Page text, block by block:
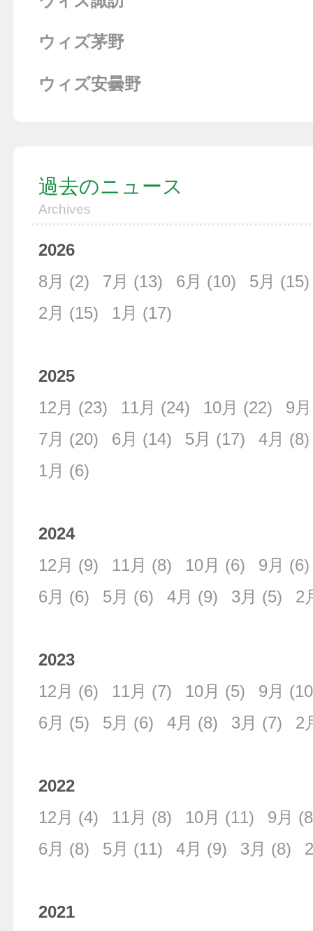
ウィズ茅野
ウィズ安曇野
過去のニュース
Archives
2026
8月 (2) 7月 (13) 6月 (10) 5月 (15)
2月 (15) 1月 (17)
2025
12月 (23) 11月 (24) 10月 (22) 9月
7月 (20) 6月 (14) 5月 (17) 4月 (8)
1月 (6)
2024
12月 (9) 11月 (8) 10月 (6) 9月 (6)
6月 (6) 5月 (6) 4月 (9) 3月 (5) 2
2023
12月 (6) 11月 (7) 10月 (5) 9月
6月 (5) 5月 (6) 4月 (8) 3月 (7) 2
2022
12月 (4) 11月 (8) 10月 (11) 9月
6月 (8) 5月 (11) 4月 (9) 3月 (8)
2021